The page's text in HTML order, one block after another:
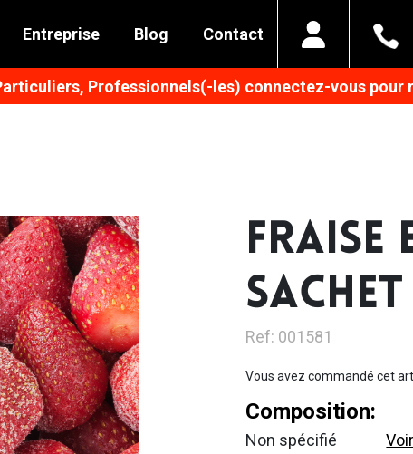
Entreprise Blog Contact
Professionnels(-les) connectez-vous pour
FRAISE
SACHET
Ref: 001581
Vous avez commandé cet
Composition:
Non spécifié